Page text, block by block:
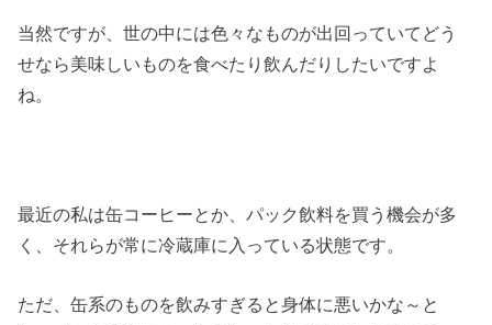
当然ですが、世の中には色々なものが出回っていてどう
せなら美味しいものを食べたり飲んだりしたいですよ
ね。
最近の私は缶コーヒーとか、パック飲料を買う機会が多
く、それらが常に冷蔵庫に入っている状態です。
ただ、缶系のものを飲みすぎると身体に悪いかな～と